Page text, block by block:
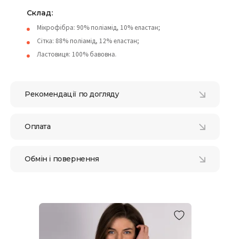
Склад:
Мікрофібра: 90% поліамід, 10% еластан;
Сітка: 88% поліамід, 12% еластан;
Ластовиця: 100% бавовна.
Рекомендації по догляду
Оплата
Обмін і повернення